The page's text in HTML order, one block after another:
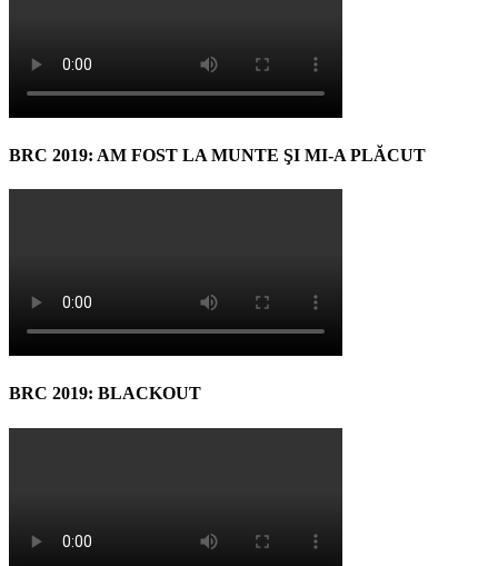
BRC 2019: AM FOST LA MUNTE ŞI MI-A PLĂCUT
BRC 2019: BLACKOUT